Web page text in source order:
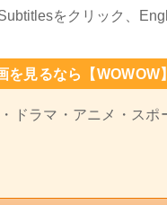
をクリック、
を見るなら【WOWOW】
ドラマ・アニメ・スポ